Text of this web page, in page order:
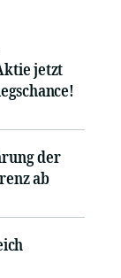
jetzt
der
ab